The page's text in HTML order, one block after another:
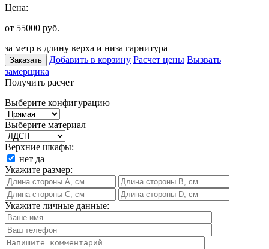
Цена:
от 55000 руб.
за метр в длину верха и низа гарнитура
Заказать Добавить в корзину Расчет цены Вызвать
замерщика
Получить расчет
Выберите конфигурацию
Выберите материал
Верхние шкафы:
нет да
Укажите размер:
Укажите личные данные: